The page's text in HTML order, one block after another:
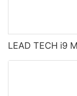
LEAD TECH i9